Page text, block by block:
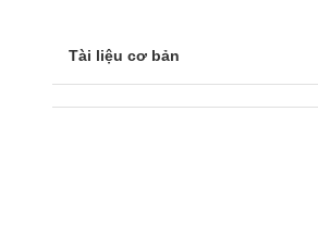
Tài liệu cơ bản